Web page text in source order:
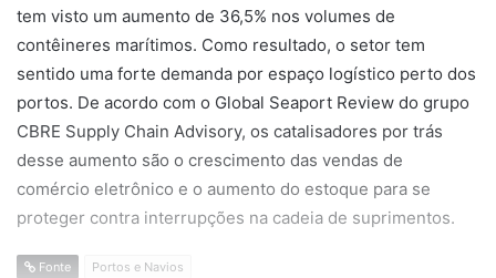
tem visto um aumento de 36,5% nos volumes de
contêineres marítimos. Como resultado, o setor tem
sentido uma forte demanda por espaço logístico perto dos
portos. De acordo com o Global Seaport Review do grupo
CBRE Supply Chain Advisory, os catalisadores por trás
desse aumento são o crescimento das vendas de
comércio eletrônico e o aumento do estoque para se
proteger contra interrupções na cadeia de suprimentos.
Fonte Portos e Navios